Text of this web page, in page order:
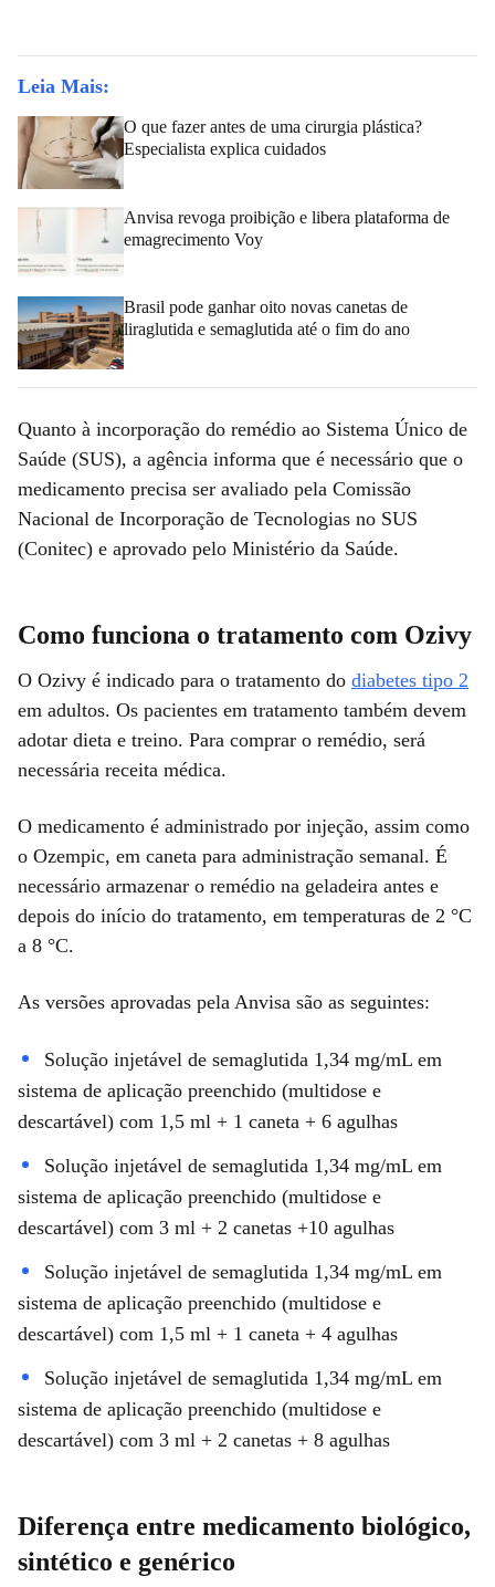
Leia Mais:
O que fazer antes de uma cirurgia plástica?
Especialista explica cuidados
Anvisa revoga proibição e libera plataforma de
emagrecimento Voy
Brasil pode ganhar oito novas canetas de
liraglutida e semaglutida até o fim do ano
Quanto à incorporação do remédio ao Sistema Único de
Saúde (SUS), a agência informa que é necessário que o
medicamento precisa ser avaliado pela Comissão
Nacional de Incorporação de Tecnologias no SUS
(Conitec) e aprovado pelo Ministério da Saúde.
Como funciona o tratamento com Ozivy
O Ozivy é indicado para o tratamento do diabetes tipo 2
em adultos. Os pacientes em tratamento também devem
adotar dieta e treino. Para comprar o remédio, será
necessária receita médica.
O medicamento é administrado por injeção, assim como
o Ozempic, em caneta para administração semanal. É
necessário armazenar o remédio na geladeira antes e
depois do início do tratamento, em temperaturas de 2 °C
a 8 °C.
As versões aprovadas pela Anvisa são as seguintes:
Solução injetável de semaglutida 1,34 mg/mL em
sistema de aplicação preenchido (multidose e
descartável) com 1,5 ml + 1 caneta + 6 agulhas
Solução injetável de semaglutida 1,34 mg/mL em
sistema de aplicação preenchido (multidose e
descartável) com 3 ml + 2 canetas +10 agulhas
Solução injetável de semaglutida 1,34 mg/mL em
sistema de aplicação preenchido (multidose e
descartável) com 1,5 ml + 1 caneta + 4 agulhas
Solução injetável de semaglutida 1,34 mg/mL em
sistema de aplicação preenchido (multidose e
descartável) com 3 ml + 2 canetas + 8 agulhas
Diferença entre medicamento biológico,
sintético e genérico